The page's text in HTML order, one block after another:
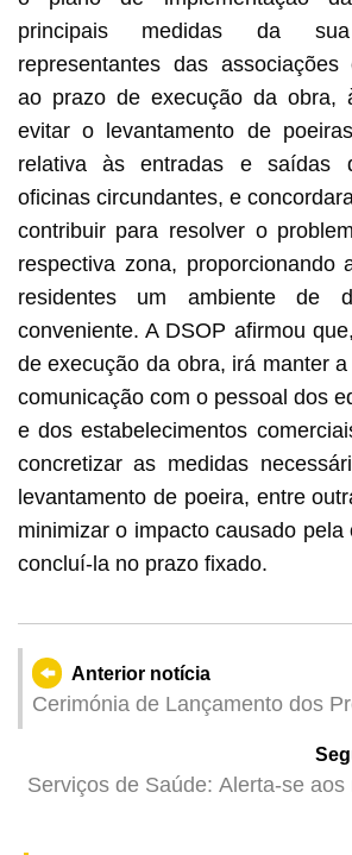
principais medidas da
representantes das associações
ao prazo de execução da obra,
evitar o levantamento de
relativa às entradas e saídas
oficinas circundantes, e
contribuir para resolver o
respectiva zona, proporcionando
residentes um ambiente de
conveniente. A DSOP afirmou
de execução da obra, irá manter
comunicação com o pessoal dos
e dos estabelecimentos
concretizar as medidas
levantamento de poeira, entre
minimizar o impacto causado pela
concluí-la no prazo fixado.
Anterior notícia
Cerimónia de Lançamento dos
Ciências e Tecnologias
Universidade Politécnica de
Serviços de Saúde: Alerta-se